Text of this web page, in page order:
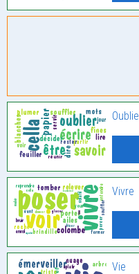
Oublie
Vivre
Vie